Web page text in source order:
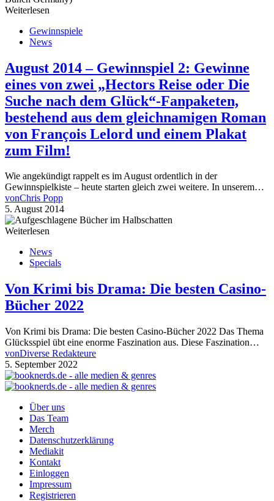
Weiterlesen
Gewinnspiele
News
August 2014 – Gewinnspiel 2: Gewinne
eines von zwei „Hectors Reise oder Die
Suche nach dem Glück“-Fanpaketen,
bestehend aus dem gleichnamigen Roman
von François Lelord und einem Plakat
zum Film!
Wie angekündigt rappelt es im August ordentlich in der
Gewinnspielkiste – heute starten gleich zwei weitere. In unserem…
vonChris Popp
5. August 2014
Weiterlesen
News
Specials
Von Krimi bis Drama: Die besten Casino-
Bücher 2022
Von Krimi bis Drama: Die besten Casino-Bücher 2022 Das Thema
Glücksspiel übt eine enorme Faszination aus. Diese Faszination…
vonDiverse Redakteure
5. September 2022
Über uns
Das Team
Merch
Datenschutzerklärung
Mediakit
Kontakt
Einloggen
Impressum
Registrieren